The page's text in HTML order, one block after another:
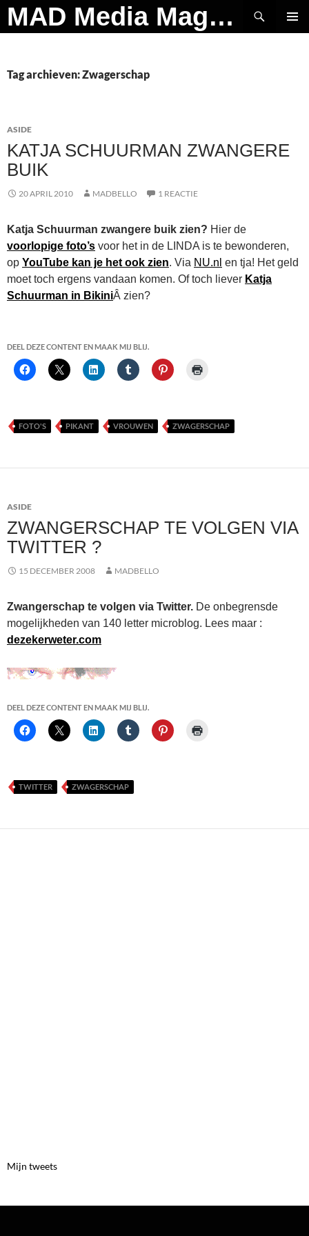
Ga
naar
MAD Media Magazine
Zoeken
Tag archieven: Zwagerschap
ASIDE
KATJA SCHUURMAN ZWANGERE
BUIK
20 APRIL 2010 MADBELLO 1 REACTIE
Katja Schuurman zwangere buik zien? Hier de
voorlopige foto’s voor het in de LINDA is te bewonderen,
op YouTube kan je het ook zien. Via NU.nl en tja! Het geld
moet toch ergens vandaan komen. Of toch liever Katja
Schuurman in BikiniÂ zien?
DEEL DEZE CONTENT EN MAAK MIJ BLIJ.
FOTO'S PIKANT VROUWEN ZWAGERSCHAP
ASIDE
ZWANGERSCHAP TE VOLGEN VIA
TWITTER ?
15 DECEMBER 2008 MADBELLO
Zwangerschap te volgen via Twitter. De onbegrensde
mogelijkheden van 140 letter microblog. Lees maar :
dezekerweter.com
DEEL DEZE CONTENT EN MAAK MIJ BLIJ.
TWITTER ZWAGERSCHAP
Mijn tweets